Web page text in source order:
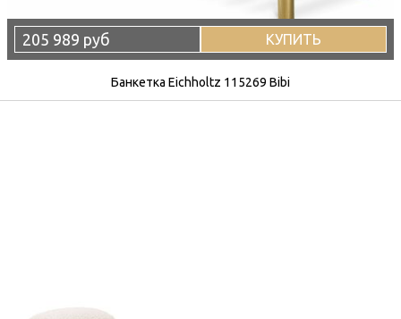
205 989 руб КУПИТЬ
Банкетка Eichholtz 115269 Bibi